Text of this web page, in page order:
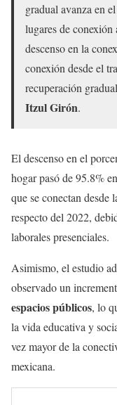
gradual avanza en
lugares de conexión
descenso en la
conexión desde el
recuperación
Itzul Girón.
El descenso en el
hogar pasó de 95.8%
que se conectan
respecto del 2022,
laborales presenciales.
Asimismo, el estudio
observado un
espacios públicos, lo
la vida educativa y
vez mayor de la
mexicana.